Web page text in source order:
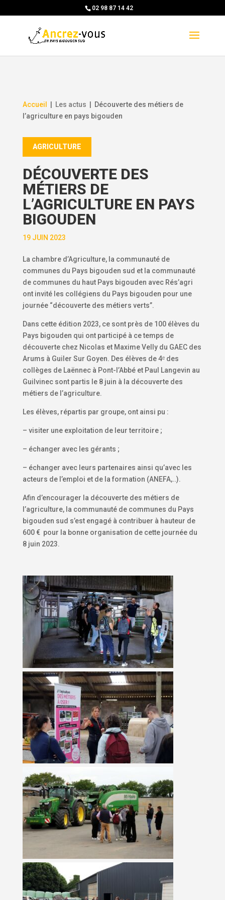
02 98 87 14 42
Accueil Les actus
Découverte des métiers de
l’agriculture en pays bigouden
AGRICULTURE
DÉCOUVERTE DES
MÉTIERS DE
L’AGRICULTURE EN PAYS
BIGOUDEN
19 JUIN 2023
La chambre d’Agriculture, la communauté de
communes du Pays bigouden sud et la communauté
de communes du haut Pays bigouden avec Rés’agri
ont invité les collégiens du Pays bigouden pour une
journée “découverte des métiers verts”.
Dans cette édition 2023, ce sont près de 100 élèves du
Pays bigouden qui ont participé à ce temps de
découverte chez Nicolas et Maxime Velly du GAEC des
Arums à Guiler Sur Goyen. Des élèves de 4ᵉ des
collèges de Laënnec à Pont-l’Abbé et Paul Langevin au
Guilvinec sont partis le 8 juin à la découverte des
métiers de l’agriculture.
Les élèves, répartis par groupe, ont ainsi pu :
– visiter une exploitation de leur territoire ;
– échanger avec les gérants ;
– échanger avec leurs partenaires ainsi qu’avec les
acteurs de l’emploi et de la formation (ANEFA,..).
Afin d’encourager la découverte des métiers de
l’agriculture, la communauté de communes du Pays
bigouden sud s’est engagé à contribuer à hauteur de
600 € pour la bonne organisation de cette journée du
8 juin 2023.